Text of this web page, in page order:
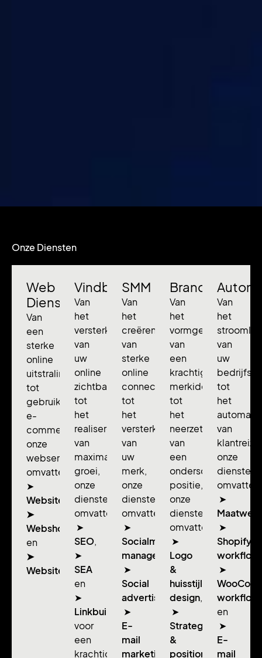
Onze Diensten
Web
Diensten
Van
een
sterke
online
uitstraling
tot
gebruiksvriendelijke
e-
commerce:
onze
webservices
omvatten
➤
Websitebouw,
➤
Webshopdesign
en
➤
Websitebeheer.
Vindbaarheid
Van
het
versterken
van
uw
online
zichtbaarheid
tot
het
realiseren
van
maximale
groei,
onze
diensten
omvatten
➤
SEO,
➤
SEA
en
➤
Linkbuilding
voor
een
krachtigere
SMM
Van
het
creëren
van
sterke
online
connecties
tot
het
versterken
van
uw
merk,
onze
diensten
omvatten
➤
Socialmedia
management,
➤
Social
advertising,
➤
E-
mail
marketing
Branding
Van
het
vormgeven
van
een
krachtige
merkidentiteit
tot
het
neerzetten
van
een
onderscheidende
positie,
onze
diensten
omvatten
➤
Logo
&
huisstijl
design,
➤
Strategie
&
positionering,
Van
het
van
uw
tot
het
van
onze
diensten
omvatten
➤
➤
Shopify
➤
en
➤
E-
mail